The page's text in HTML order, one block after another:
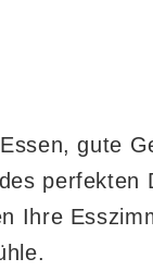
gute
perfekten
Ihre